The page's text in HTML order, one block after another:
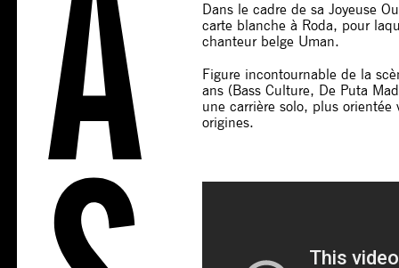
Dans le cadre de sa Joyeuse
carte blanche à Roda, pour
chanteur belge Uman.
Figure incontournable de la
ans (Bass Culture, De Puta
une carrière solo, plus
origines.